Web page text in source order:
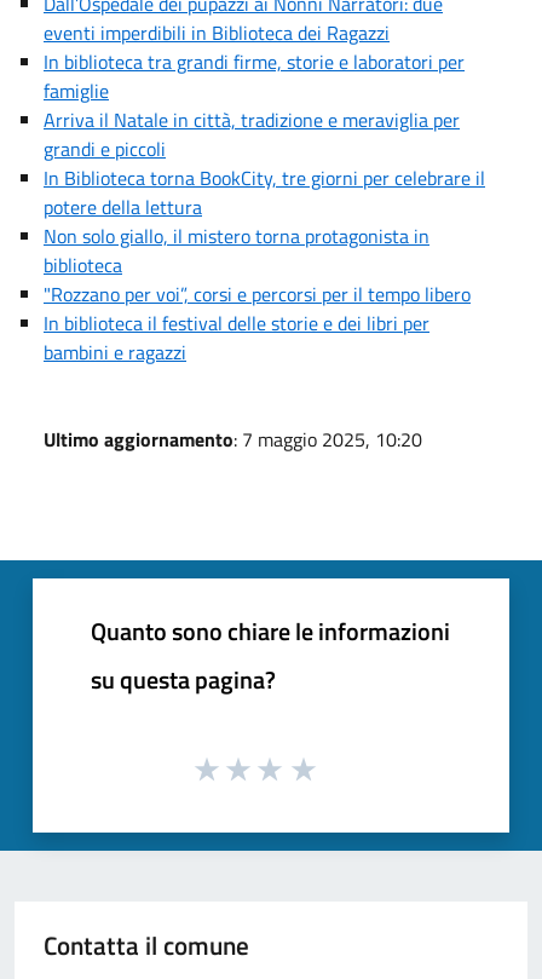
eventi imperdibili in Biblioteca dei Ragazzi
In biblioteca tra grandi firme, storie e laboratori per
famiglie
Arriva il Natale in città, tradizione e meraviglia per
grandi e piccoli
In Biblioteca torna BookCity, tre giorni per celebrare il
potere della lettura
Non solo giallo, il mistero torna protagonista in
biblioteca
"Rozzano per voi”, corsi e percorsi per il tempo libero
In biblioteca il festival delle storie e dei libri per
bambini e ragazzi
Ultimo aggiornamento: 7 maggio 2025, 10:20
Quanto sono chiare le informazioni
su questa pagina?
Contatta il comune